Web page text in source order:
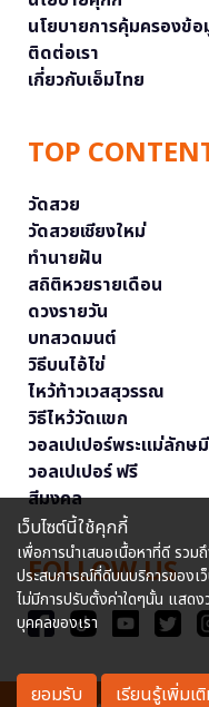
นโยบายการคุ้มครองข้
ติดต่อเรา
เกี่ยวกับเอ็มไทย
TOP
วัดสวย
วัดสวยเชียงใหม่
ทำนายฝัน
สถิติหวยรายเดือน
ดวงรายวัน
บทสวดมนต์
วิธีบนไอ้ไข่
ไหว้ท้าวเวสสุวรรณ
วิธีไหว้วัดแขก
วอลเปเปอร์พระแม่ลักษมี
วอลเปเปอร์ ฟรี
สีมงคล
FOLLOW US
เว็บไซต์นี้ใช้คุกกี้
เพื่อการนำเสนอเนื้อหาที่ดี รว
ประสบการณ์ที่ดีบนบริการของเ
ไม่มีการปรับตั้งค่าใดๆนั้น แสด
บุคคลของเรา
ยอมรับ เรียนรู้เพิ่มเ